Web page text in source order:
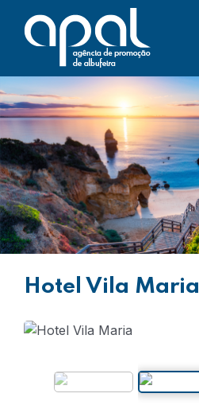
Hotel Vila Maria